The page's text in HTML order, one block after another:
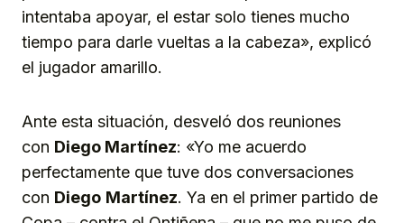
intentaba apoyar, el estar solo tienes mucho
tiempo para darle vueltas a la cabeza», explicó
el jugador amarillo.
Ante esta situación, desveló dos reuniones
con Diego Martínez: «Yo me acuerdo
perfectamente que tuve dos conversaciones
con Diego Martínez. Ya en el primer partido de